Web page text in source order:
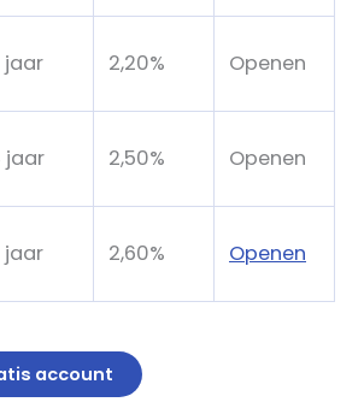
jaar 2,20% Openen
jaar 2,50% Openen
jaar 2,60% Openen
account